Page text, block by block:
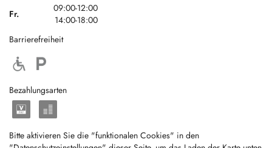
Fr.
09:00-12:00
14:00-18:00
Barrierefreiheit
Bezahlungsarten
Bitte aktivieren Sie die "funktionalen Cookies" in den